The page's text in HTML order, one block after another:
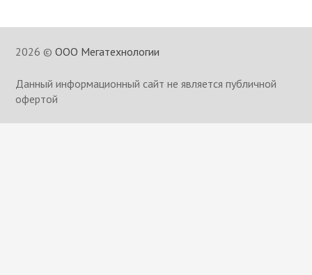
2026 ©ООО Мегатехнологии
Данный информационный сайт не является публичной
офертой